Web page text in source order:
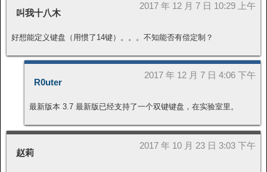
叫我十八木
2017 年 12 月 7 日 10:29 上午
好想能定义键盘（用惯了14键）。。。不知能否有偿定制？
R0uter
2017 年 12 月 7 日 4:06 下午
最新版本 3.7 最新版已经支持了一个双键键盘，在实验室里。
赵莉
2017 年 10 月 23 日 3:03 下午